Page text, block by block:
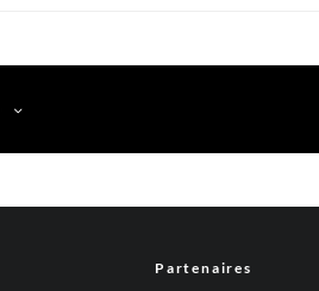
Partenaires